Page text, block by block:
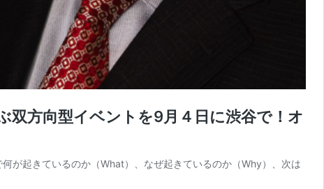
双方向型イベントを9月４日に渋谷で！オ
が起きているのか（What）、なぜ起きているのか（Why）、次は